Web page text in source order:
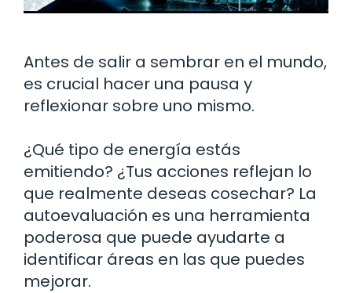
Antes de salir a sembrar en el mundo,
es crucial hacer una pausa y
reflexionar sobre uno mismo.
¿Qué tipo de energía estás
emitiendo? ¿Tus acciones reflejan lo
que realmente deseas cosechar? La
autoevaluación es una herramienta
poderosa que puede ayudarte a
identificar áreas en las que puedes
mejorar.